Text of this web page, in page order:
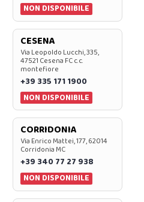
NON DISPONIBILE
CESENA
Via Leopoldo Lucchi, 335,
47521 Cesena FC c.c.
montefiore
+39 335 171 1900
NON DISPONIBILE
CORRIDONIA
Via Enrico Mattei, 177, 62014
Corridonia MC
+39 340 77 27 938
NON DISPONIBILE